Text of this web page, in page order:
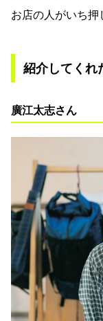
お店の人がいち押
紹介してくれ
廣江太志さん